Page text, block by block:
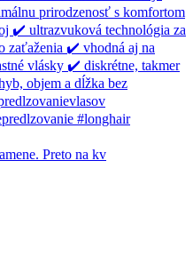
Preto na kv